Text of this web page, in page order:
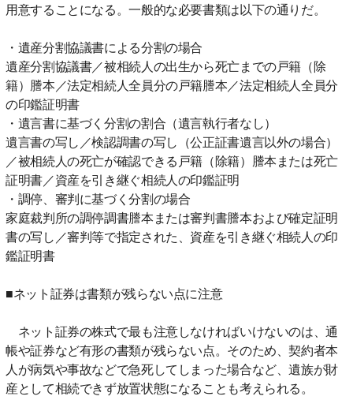
用意することになる。一般的な必要書類は以下の通りだ。
・遺産分割協議書による分割の場合
遺産分割協議書／被相続人の出生から死亡までの戸籍（除
籍）謄本／法定相続人全員分の戸籍謄本／法定相続人全員分
の印鑑証明書
・遺言書に基づく分割の割合（遺言執行者なし）
遺言書の写し／検認調書の写し（公正証書遺言以外の場合）
／被相続人の死亡が確認できる戸籍（除籍）謄本または死亡
証明書／資産を引き継ぐ相続人の印鑑証明
・調停、審判に基づく分割の場合
家庭裁判所の調停調書謄本または審判書謄本および確定証明
書の写し／審判等で指定された、資産を引き継ぐ相続人の印
鑑証明書
■ネット証券は書類が残らない点に注意
ネット証券の株式で最も注意しなければいけないのは、通
帳や証券など有形の書類が残らない点。そのため、契約者本
人が病気や事故などで急死してしまった場合など、遺族が財
産として相続できず放置状態になることも考えられる。